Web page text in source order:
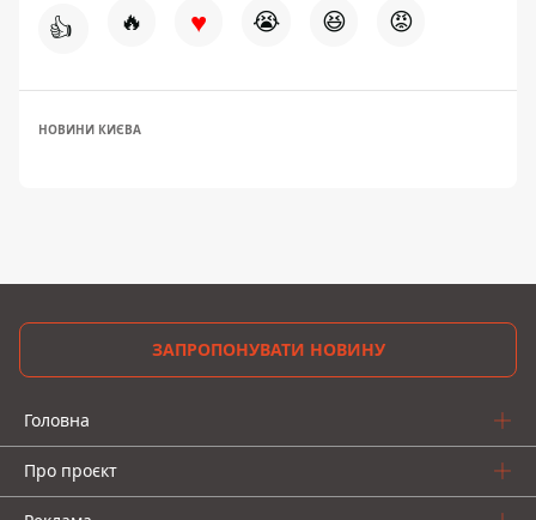
👍 🔥 ♥ 😭 😆 😡
НОВИНИ КИЄВА
ЗАПРОПОНУВАТИ НОВИНУ
Головна
Про проєкт